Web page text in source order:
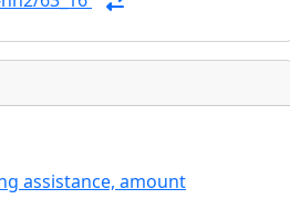
assistance, amount